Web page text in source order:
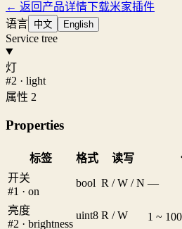
← 返回产品详情下载米家插件
语言 中文 English
Service tree
灯
#2 · light
属性 2
Properties
标签 格式 读写
开关
#1 · on
bool R / W / N —
亮度
#2 · brightness
uint8 R / W 1 ~